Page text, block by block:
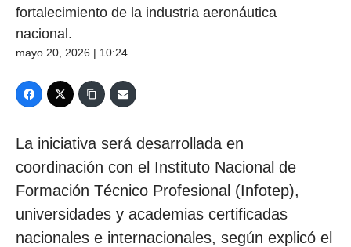
fortalecimiento de la industria aeronáutica
nacional.
mayo 20, 2026 | 10:24
La iniciativa será desarrollada en
coordinación con el Instituto Nacional de
Formación Técnico Profesional (Infotep),
universidades y academias certificadas
nacionales e internacionales, según explicó el